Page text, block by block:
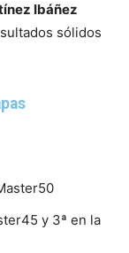
Ibáñez
sólidos
y 3ª en la